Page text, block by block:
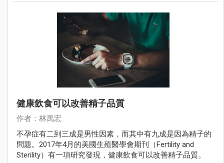
健康飲食可以改善精子品質
作者：林禹宏
不孕症有二到三成是男性因素，而其中有九成是因為精子的
問題。2017年4月的美國生殖醫學會期刊（Fertility and
Sterility）有一項研究發現，健康飲食可以改善精子品質。